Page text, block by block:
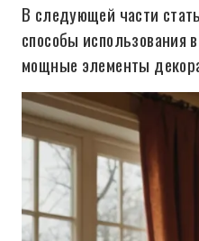
В следующей части
способы использования
мощные элементы